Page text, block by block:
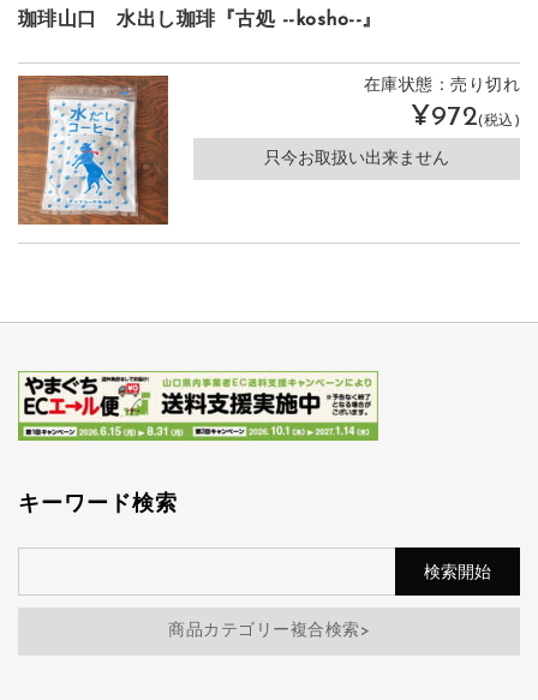
珈琲山口 水出し珈琲『古処 --kosho--』
在庫状態：売り切れ
¥972(税込)
只今お取扱い出来ません
キーワード検索
商品カテゴリー複合検索>